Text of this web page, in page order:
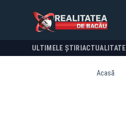
ULTIMELE ȘTIRI ACTUALITATE
Acasă